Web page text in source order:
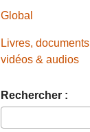
Global
Livres,
vidéos & audios
Rechercher :